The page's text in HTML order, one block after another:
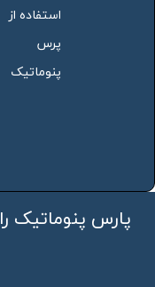
استفاده از
پرس
پنوماتیک
پارس پنوماتیک